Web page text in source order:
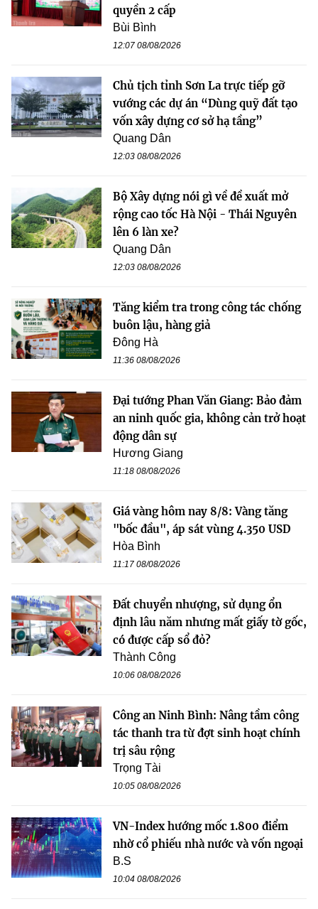
quyền 2 cấp
Bùi Bình
12:07 08/08/2026
Chủ tịch tỉnh Sơn La trực tiếp gỡ
vướng các dự án “Dùng quỹ đất tạo
vốn xây dựng cơ sở hạ tầng”
Quang Dân
12:03 08/08/2026
Bộ Xây dựng nói gì về đề xuất mở
rộng cao tốc Hà Nội - Thái Nguyên
lên 6 làn xe?
Quang Dân
12:03 08/08/2026
Tăng kiểm tra trong công tác chống
buôn lậu, hàng giả
Đông Hà
11:36 08/08/2026
Đại tướng Phan Văn Giang: Bảo đảm
an ninh quốc gia, không cản trở hoạt
động dân sự
Hương Giang
11:18 08/08/2026
Giá vàng hôm nay 8/8: Vàng tăng
"bốc đầu", áp sát vùng 4.350 USD
Hòa Bình
11:17 08/08/2026
Đất chuyển nhượng, sử dụng ổn
định lâu năm nhưng mất giấy tờ gốc,
có được cấp sổ đỏ?
Thành Công
10:06 08/08/2026
Công an Ninh Bình: Nâng tầm công
tác thanh tra từ đợt sinh hoạt chính
trị sâu rộng
Trọng Tài
10:05 08/08/2026
VN-Index hướng mốc 1.800 điểm
nhờ cổ phiếu nhà nước và vốn ngoại
B.S
10:04 08/08/2026